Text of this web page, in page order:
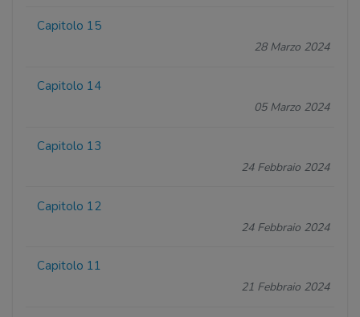
Capitolo 15
28 Marzo 2024
Capitolo 14
05 Marzo 2024
Capitolo 13
24 Febbraio 2024
Capitolo 12
24 Febbraio 2024
Capitolo 11
21 Febbraio 2024